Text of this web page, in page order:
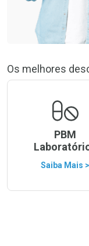
Os melhores
PBM
Saiba Mais >